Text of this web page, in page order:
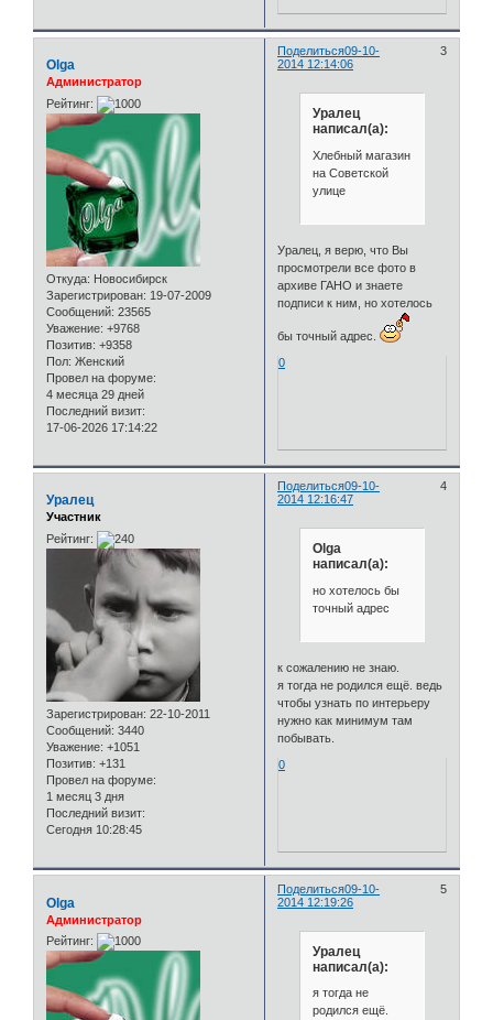
Поделиться 3
09-10-
2014 12:14:06
Olga
Администратор
Рейтинг:
Откуда: Новосибирск
Зарегистрирован: 19-07-2009
Сообщений: 23565
Уважение: +9768
Позитив: +9358
Пол: Женский
Провел на форуме:
4 месяца 29 дней
Последний визит:
17-06-2026 17:14:22
Уралец
написал(а):
Хлебный магазин
на Советской
улице
Уралец, я верю, что Вы
просмотрели все фото в
архиве ГАНО и знаете
подписи к ним, но хотелось
бы точный адрес.
0
Поделиться 4
09-10-
2014 12:16:47
Уралец
Участник
Рейтинг:
Зарегистрирован: 22-10-2011
Сообщений: 3440
Уважение: +1051
Позитив: +131
Провел на форуме:
1 месяц 3 дня
Последний визит:
Сегодня 10:28:45
Olga
написал(а):
но хотелось бы
точный адрес
к сожалению не знаю.
я тогда не родился ещё. ведь
чтобы узнать по интерьеру
нужно как минимум там
побывать.
0
Поделиться 5
09-10-
2014 12:19:26
Olga
Администратор
Рейтинг:
Уралец
написал(а):
я тогда не
родился ещё.